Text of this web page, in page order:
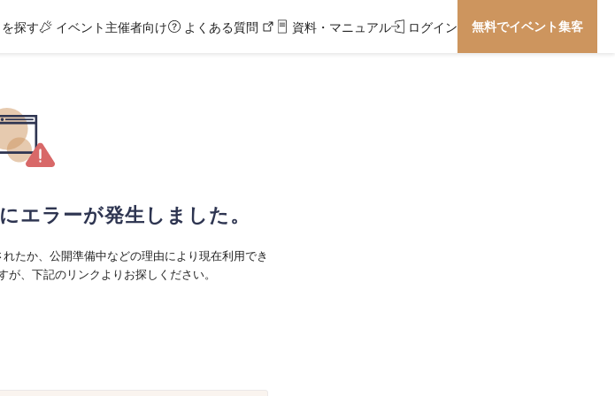
探す イベント主催者向け よくある質問 資料・マニュアル ログイン 無料でイベント集客
エラーが発生しました。
たか、公開準備中などの理由により現在利用でき
、下記のリンクよりお探しください。